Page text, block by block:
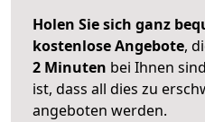
Holen Sie sich ganz
kostenlose Angebote,
2 Minuten bei Ihnen
ist, dass all dies zu
angeboten werden.